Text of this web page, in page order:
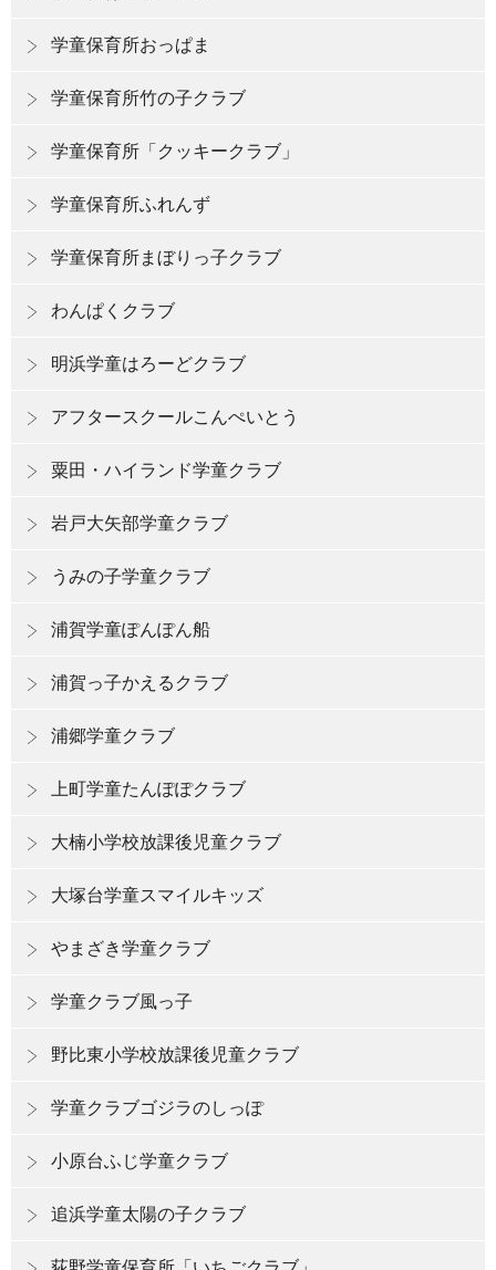
学童保育所おっぱま
学童保育所竹の子クラブ
学童保育所「クッキークラブ」
学童保育所ふれんず
学童保育所まぼりっ子クラブ
わんぱくクラブ
明浜学童はろーどクラブ
アフタースクールこんぺいとう
粟田・ハイランド学童クラブ
岩戸大矢部学童クラブ
うみの子学童クラブ
浦賀学童ぽんぽん船
浦賀っ子かえるクラブ
浦郷学童クラブ
上町学童たんぽぽクラブ
大楠小学校放課後児童クラブ
大塚台学童スマイルキッズ
やまざき学童クラブ
学童クラブ風っ子
野比東小学校放課後児童クラブ
学童クラブゴジラのしっぽ
小原台ふじ学童クラブ
追浜学童太陽の子クラブ